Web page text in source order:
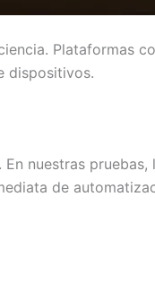
Plataformas
dispositivos.
nuestras pruebas,
de